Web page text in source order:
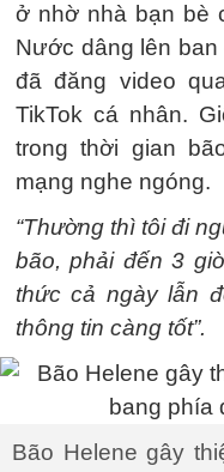
ở nhờ nhà bạn bè
Nước dâng lên ban
đã đăng video
TikTok cá nhân.
trong thời gian
mạng nghe ngóng.
“Thường thì tôi đi
bão, phải đến 3
thức cả ngày lẫn
thông tin càng tốt”.
Bão Helene gây